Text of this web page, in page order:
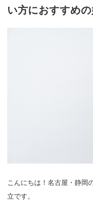
い方におすすめ
こんにちは！名古屋・静岡
立です。